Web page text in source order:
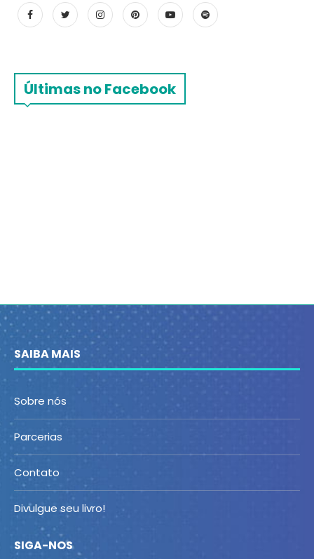
Últimas no Facebook
SAIBA MAIS
Sobre nós
Parcerias
Contato
Divulgue seu livro!
SIGA-NOS